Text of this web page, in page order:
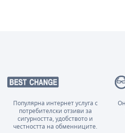
Популярна интернет услуга с
потребителски отзиви за
сигурността, удобството и
честността на обменниците.